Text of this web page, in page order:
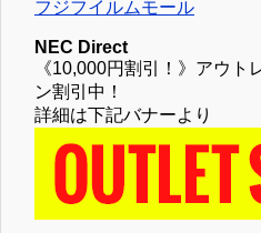
フジフイルムモール
NEC Direct
《10,000円割引！》アウト
ン割引中！
詳細は下記バナーより